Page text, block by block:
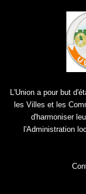
L'Union a pour but
les Villes et les
d'harmoniser
l'Administration